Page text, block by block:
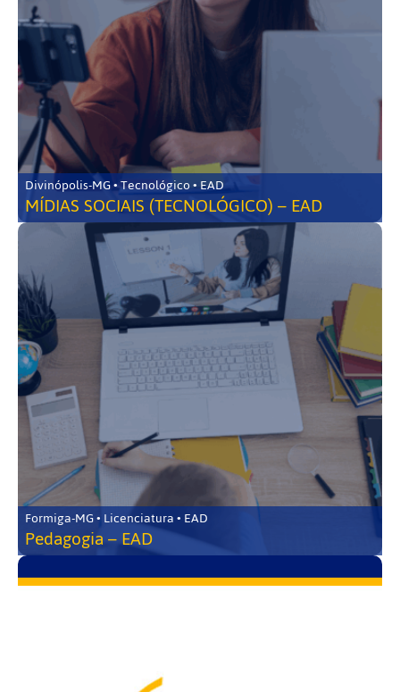
Divinópolis-MG • Tecnológico • EAD
MÍDIAS SOCIAIS (TECNOLÓGICO) – EAD
Formiga-MG • Licenciatura • EAD
Pedagogia – EAD